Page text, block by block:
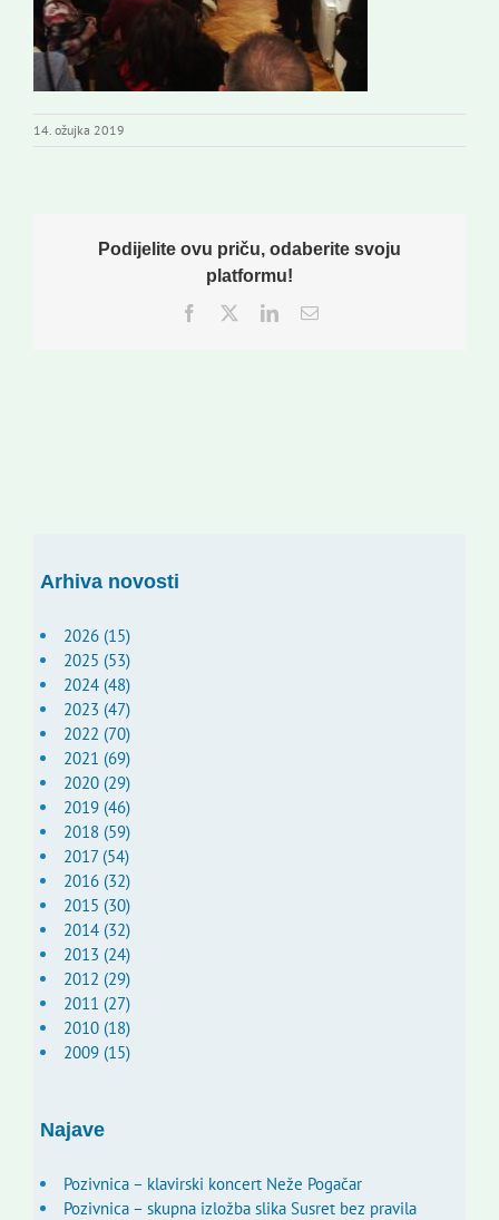
14. ožujka 2019
Podijelite ovu priču, odaberite svoju
platformu!
Facebook
TwitterLinkedInEmail:
Arhiva novosti
2026 (15)
2025 (53)
2024 (48)
2023 (47)
2022 (70)
2021 (69)
2020 (29)
2019 (46)
2018 (59)
2017 (54)
2016 (32)
2015 (30)
2014 (32)
2013 (24)
2012 (29)
2011 (27)
2010 (18)
2009 (15)
Najave
Pozivnica – klavirski koncert Neže Pogačar
Pozivnica – skupna izložba slika Susret bez pravila